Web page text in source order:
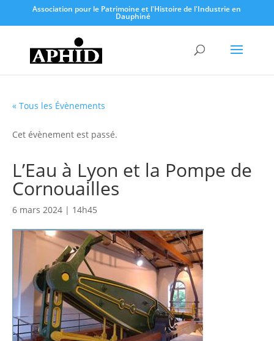
Association pour le Patrimoine et l'Histoire de l'Industrie en
Dauphiné
« Tous les Évènements
Cet évènement est passé.
L’Eau à Lyon et la Pompe de
Cornouailles
6 mars 2024 | 14h45